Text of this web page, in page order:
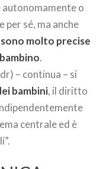
autonomamente o
sé, ma anche
molto precise
.
– continua – si
bambini, il diritto
centrale ed è